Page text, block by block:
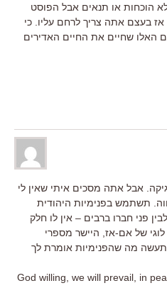
הוכחות או תנאים אבל הפוסט
אז בעצם אתה צריך לרחם עליו. כי
האלו שחיים את החיים האדירים
אבל אתה מסכים איתי שאין לי
תשתמש בפנימיות היהודית
פני חברו ברבים – אין לו חלק
של אם-אז, היישר מספרי
תעשה מה שהפנימיות אומרת לך
God willing, we will prevail, in